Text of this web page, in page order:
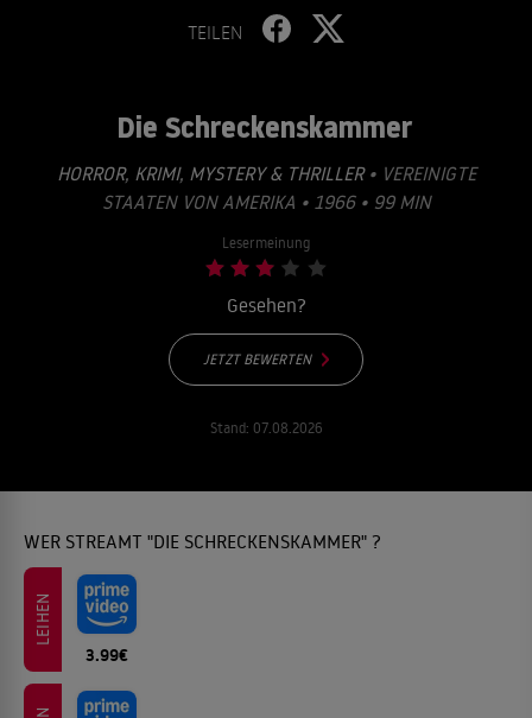
TEILEN
Die Schreckenskammer
HORROR, KRIMI, MYSTERY & THRILLER• VEREINIGTE
STAATEN VON AMERIKA • 1966 • 99 MIN
Lesermeinung
Gesehen?
JETZT BEWERTEN
Stand: 07.08.2026
WER STREAMT "DIE SCHRECKENSKAMMER" ?
LEIHEN
3.99€